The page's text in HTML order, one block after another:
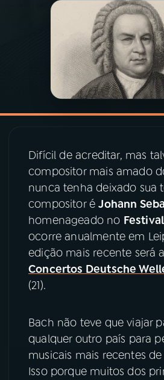
PROGRAMAÇÃO
PROGRAMAS
PODCASTS
07 ÚLTIMAS
08PRÊMIO RÁDIO MEC
ACOMPANHE A RÁDIO MEC
YouTube
TikTok
Difícil de acreditar, mas
compositor mais amado
nunca tenha deixado sua
compositor éJohann
homenageado no
ocorre anualmente em
edição mais recente será
Concertos Deutsche
(21).
Bach não teve que viajar
qualquer outro país para
musicais mais recentes
Isso porque muitos dos